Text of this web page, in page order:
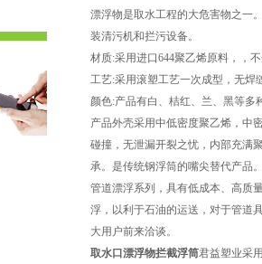
漂浮物是取水工程的大危害物之一
装清污机和拦污设备。
材质:采用进口644聚乙烯原料，，
工艺:采用滚塑工艺一次成型，无焊
颜色:产品有白、桔红、兰、黑等多
产品外壳采用中低密度聚乙烯，中
碰撞，无泄漏开裂之忧，内部充满
承。是传统钢浮筒的嘴尖替代产品
管道漂浮系列，具有低成本、高质
浮，以利于石油的运送，对于管道
大用户前来洽谈。
取水口漂浮物拦截浮筒君益塑业采